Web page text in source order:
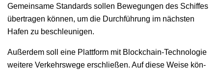
Gemein­same Stan­dards sollen Bewe­gun­gen des Schiffes
über­tra­gen kön­nen, um die Durch­führung im näch­sten
Hafen zu beschleunigen.
Außer­dem soll eine Plat­tform mit Blockchain-Tech­nolo­gie
weit­ere Verkehr­swege erschließen. Auf diese Weise kön­